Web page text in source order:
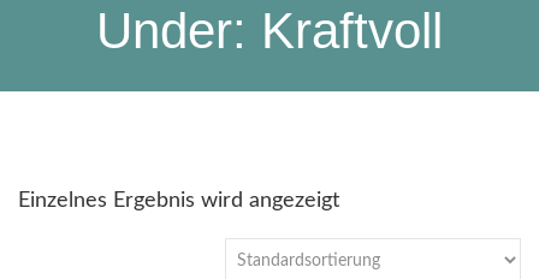
Under: Kraftvoll
Einzelnes Ergebnis wird angezeigt